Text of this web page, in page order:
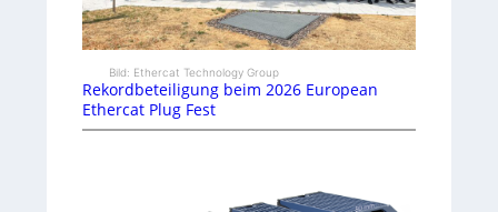
Bild: Ethercat Technology Group
Rekordbeteiligung beim 2026 European
Ethercat Plug Fest